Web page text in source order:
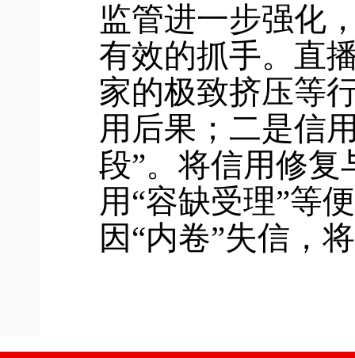
监管进一步强化
有效的抓手。直
家的极致挤压等
用后果；二是信
段”。将信用修
用“容缺受理”等
因“内卷”失信，